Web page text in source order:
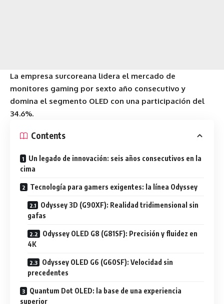
La empresa surcoreana lidera el mercado de
monitores gaming por sexto año consecutivo y
domina el segmento OLED con una participación del
34.6%.
Contents
Un legado de innovación: seis años consecutivos en la
cima
Tecnología para gamers exigentes: la línea Odyssey
Odyssey 3D (G90XF): Realidad tridimensional sin
gafas
Odyssey OLED G8 (G81SF): Precisión y fluidez en
4K
Odyssey OLED G6 (G60SF): Velocidad sin
precedentes
Quantum Dot OLED: la base de una experiencia
superior